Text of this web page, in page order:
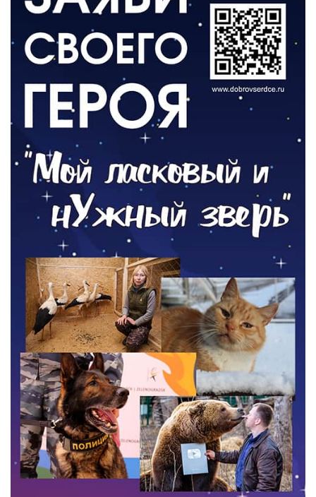
результат своего труда»
О ЧЕМ ПИСАЛА ГАЗЕТА
По страницам архивных газет
03.08.2026